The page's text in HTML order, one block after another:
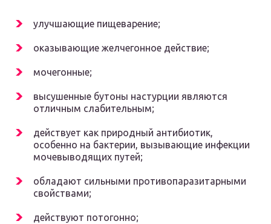
улучшающие пищеварение;
оказывающие желчегонное действие;
мочегонные;
высушенные бутоны настурции являются
отличным слабительным;
действует как природный антибиотик,
особенно на бактерии, вызывающие инфекции
мочевыводящих путей;
обладают сильными противопаразитарными
свойствами;
действуют потогонно;